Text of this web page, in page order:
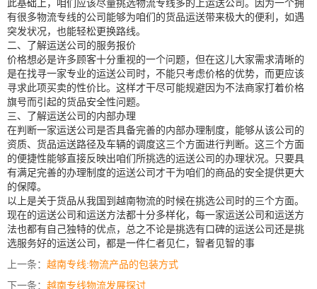
此基础上，咱们应该尽量挑选物流专线多的上运送公司。因为一个拥
有很多物流专线的公司能够为咱们的货品运送带来极大的便利，如遇
突发状况，也能轻松更换路线。
二、了解运送公司的服务报价
价格想必是许多顾客十分重视的一个问题，但在这儿大家需求清晰的
是在找寻一家专业的运送公司时，不能只考虑价格的优势，而更应该
寻求此项买卖的性价比。这样才干尽可能规避因为不法商家打着价格
旗号而引起的货品安全性问题。
三、了解运送公司的内部办理
在判断一家运送公司是否具备完善的内部办理制度，能够从该公司的
资质、货品运送路径及车辆的调度这三个方面进行判断。这三个方面
的便捷性能够直接反映出咱们所挑选的运送公司的办理状况。只要具
有满足完善的办理制度的运送公司才干为咱们的商品的安全提供更大
的保障。
以上是关于货品从我国到 越南物流的时候在挑选公司时的三个方面。
现在的运送公司和运送方法都十分多样化，每一家运送公司和运送方
法也都有自己独特的优点，总之不论是挑选有口碑的运送公司还是挑
选服务好的运送公司，都是一件仁者见仁，智者见智的事
上一条： 越南专线:物流产品的包装方式
下一条： 越南专线物流发展探讨